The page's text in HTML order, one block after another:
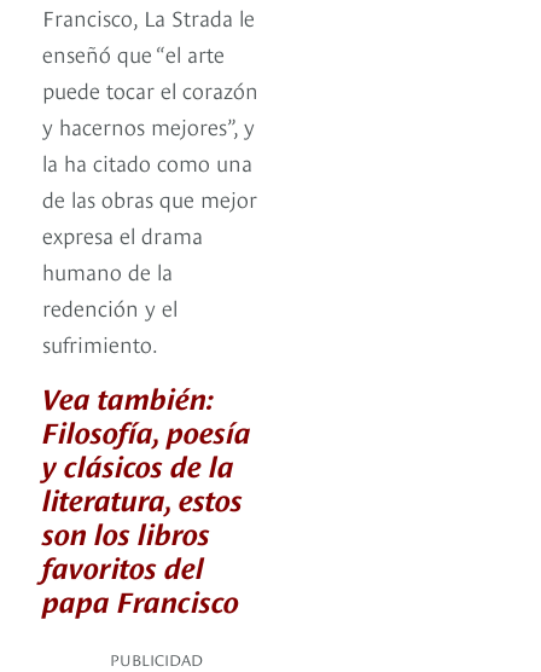
Francisco, La Strada le
enseñó que “el arte
puede tocar el corazón
y hacernos mejores”, y
la ha citado como una
de las obras que mejor
expresa el drama
humano de la
redención y el
sufrimiento.
Vea también:
Filosofía, poesía
y clásicos de la
literatura, estos
son los libros
favoritos del
papa Francisco
PUBLICIDAD